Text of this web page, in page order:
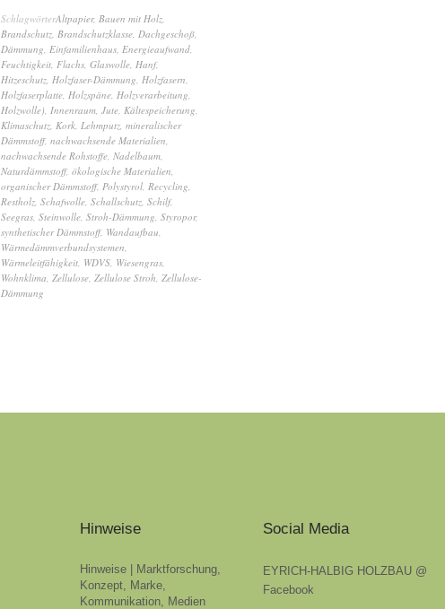
SchlagwörterAltpapier, Bauen mit Holz
Brandschutz Brandschutzklasse Dachgeschoß
Dämmung Einfamilienhaus Energieaufwand
Feuchtigkeit Flachs Glaswolle Hanf,
Hitzeschutz Holzfaser-Dämmung Holzfasern
Holzfaserplatte Holzspäne Holzverarbeitung
Holzwolle) Innenraum Jute Kältespeicherung
Klimaschutz Kork Lehmputz mineralischer
Dämmstoff, nachwachsende Materialien
nachwachsende Rohstoffe Nadelbaum
Naturdämmstoff, ökologische Materialien
organischer Dämmstoff, Polystyrol Recycling
Restholz Schafwolle Schallschutz Schilf,
Seegras Steinwolle Stroh-Dämmung Styropor,
synthetischer Dämmstoff, Wandaufbau
Wärmedämmverbundsystemen
Wärmeleitfähigkeit WDVS Wiesengras
Wohnklima Zellulose Zellulose Stroh Zellulose-
Dämmung
Hinweise
Hinweise | Marktforschung,
Konzept, Marke,
Kommunikation, Medien
Social Media
EYRICH-HALBIG HOLZBAU @
Facebook